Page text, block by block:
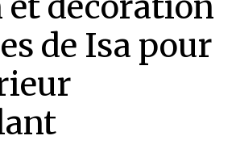
de Isa pour